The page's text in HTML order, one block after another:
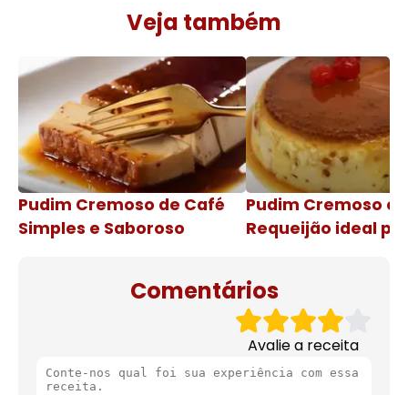
Veja também
Pudim Cremoso de Café
Simples e Saboroso
Pudim Cremoso
Requeijão ideal
Comentários
Avalie a receita